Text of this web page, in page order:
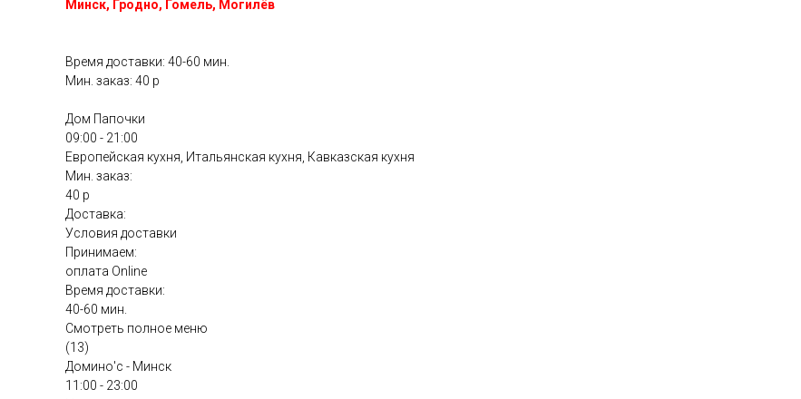
Минск, Гродно, Гомель, Могилёв
Время доставки: 40-60 мин.
Мин. заказ: 40 р
Дом Папочки
09:00 - 21:00
Европейская кухня, Итальянская кухня, Кавказская кухня
Мин. заказ:
40 р
Доставка:
Условия доставки
Принимаем:
оплата Online
Время доставки:
40-60 мин.
Смотреть полное меню
(13)
Домино'с - Минск
11:00 - 23:00